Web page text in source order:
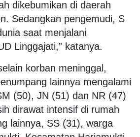
dikebumikan di daerah
Sedangkan pengemudi, S
saat menjalani
Linggajati,” katanya.
korban meninggal,
lainnya mengalami
(50), JN (51) dan NR (47)
dirawat intensif di rumah
lainnya, SS (31), warga